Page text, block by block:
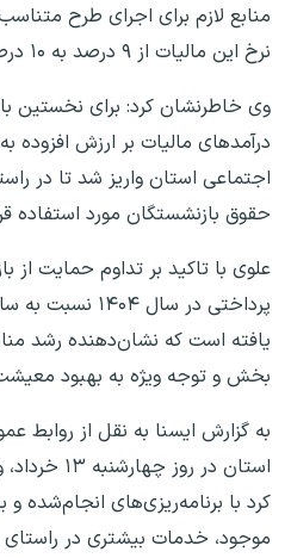
منابع لازم برای اجرای طرح
نرخ این مالیات از ۹ درصد به ۱۰ درصد افزایش یافت.
درآمدهای مالیات بر ارزش افزوده
اجتماعی استان واریز شد تا در
حقوق بازنشستگان مورد استفاده
علوی با تاکید بر تداوم حمایت از
یافته است که نشان‌دهنده رشد
بخش و توجه ویژه به بهبود
به گزارش ایسنا به نقل از روابط
استان در
کرد با برنامه‌ریزی‌های انجام‌شده
موجود، خدمات بیشتری در راستای